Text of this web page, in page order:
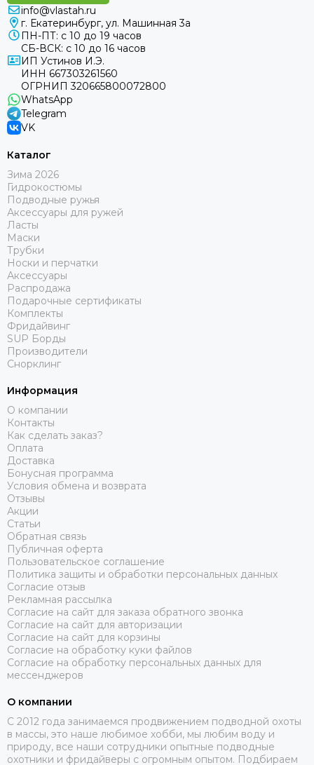
info@vlastah.ru
г. Екатеринбург, ул. Машинная 3а
ПН-ПТ: с 10 до 19 часов
СБ-ВСК: с 10 до 16 часов
ИП Устинов И.Э.
ИНН 667303261560
ОГРНИП 320665800072800
WhatsApp
Telegram
VK
Каталог
Зима 2026
Гидрокостюмы
Подводные ружья
Аксессуары для ружей
Ласты
Маски
Трубки
Носки и перчатки
Аксессуары
Распродажа
Подарочные сертификаты
Комплекты
Фридайвинг
SUP Борды
Производители
Снорклинг
Информация
О компании
Контакты
Как сделать заказ?
Оплата
Доставка
Бонусная программа
Условия обмена и возврата
Отзывы
Акции
Статьи
Обратная связь
Публичная оферта
Пользовательское соглашение
Политика защиты и обработки персональных данных
Согласие отзыв
Рекламная рассылка
Согласие на сайт для заказа обратного звонка
Согласие на сайт для авторизации
Согласие на сайт для корзины
Согласие на обработку куки файлов
Согласие на обработку персональных данных для
мессенджеров
О компании
C 2012 года занимаемся продвижением подводной охоты
в массы, это наше любимое хобби, мы любим воду и
природу, все наши сотрудники опытные подводные
охотники и фридайверы с огромным опытом. Подбираем